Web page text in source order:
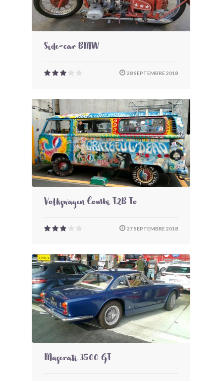
Side-car BMW
28 SEPTEMBRE 2018
Volkswagen Combi T2B To
27 SEPTEMBRE 2018
Maserati 3500 GT